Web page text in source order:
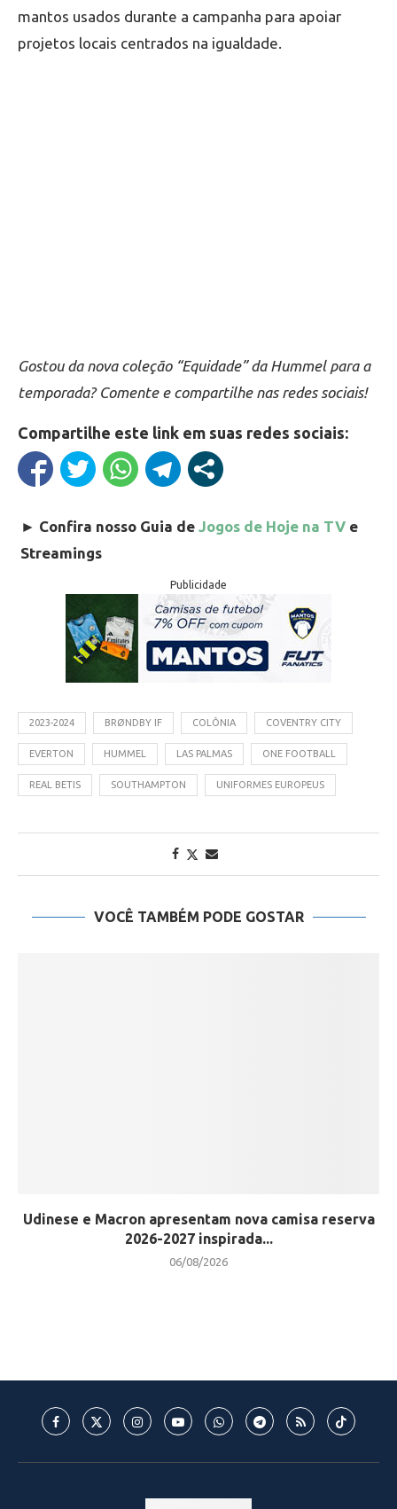
mantos usados durante a campanha para apoiar
projetos locais centrados na igualdade.
Gostou da nova coleção “Equidade” da Hummel para a
temporada? Comente e compartilhe nas redes sociais!
Compartilhe este link em suas redes sociais:
► Confira nosso Guia de Jogos de Hoje na TV e
Streamings
Publicidade
2023-2024 BRØNDBY IF COLÔNIA COVENTRY CITY
EVERTON HUMMEL LAS PALMAS ONE FOOTBALL
REAL BETIS SOUTHAMPTON UNIFORMES EUROPEUS
VOCÊ TAMBÉM PODE GOSTAR
Udinese e Macron apresentam nova camisa reserva
2026-2027 inspirada...
06/08/2026